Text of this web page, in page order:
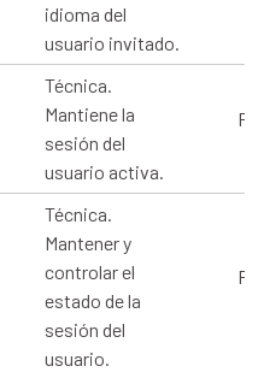
idioma del
usuario invitado.
Técnica.
Mantiene la
sesión del
usuario activa.
Técnica.
Mantener y
controlar el
estado de la
sesión del
usuario.